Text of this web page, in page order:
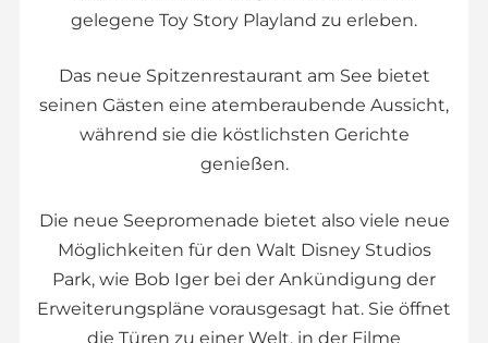
gelegene Toy Story Playland zu erleben.
Das neue Spitzenrestaurant am See bietet
seinen Gästen eine atemberaubende Aussicht,
während sie die köstlichsten Gerichte
genießen.
Die neue Seepromenade bietet also viele neue
Möglichkeiten für den Walt Disney Studios
Park, wie Bob Iger bei der Ankündigung der
Erweiterungspläne vorausgesagt hat. Sie öffnet
die Türen zu einer Welt, in der Filme